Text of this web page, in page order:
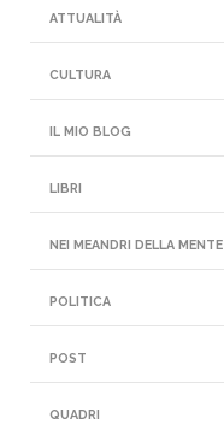
ATTUALITÀ
CULTURA
IL MIO BLOG
LIBRI
NEI MEANDRI DELLA MENTE
POLITICA
POST
QUADRI